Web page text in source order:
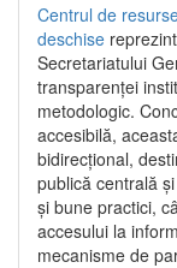
Centrul de
deschise
Secretariatului
transparenței
metodologic.
accesibilă,
bidirecțional,
publică centrală
și bune practici,
accesului la
mecanisme de